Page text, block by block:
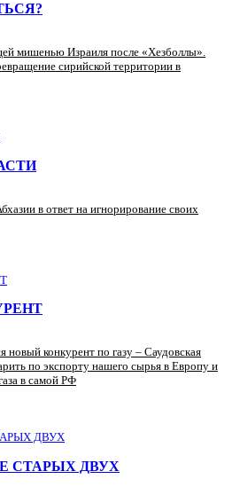
мишенью Израиля после «Хезболлы».
сирийской территории в
в ответ на игнорирование своих
новый конкурент по газу – Саудовская
по экспорту нашего сырья в Европу и
в самой РФ
СТАРЫХ ДВУХ